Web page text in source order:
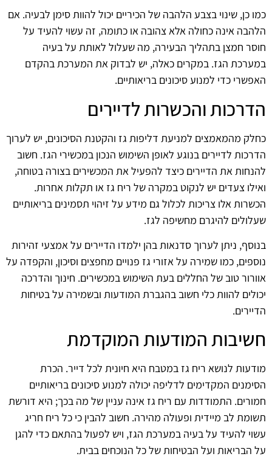
כמו כן, שינוי בצבע הלהבה של הכיריים יכול להוות סימן לבעיה. אם
הלהבה אינה כחולה אלא צהובה או כתומה, זה עשוי להעיד על
חוסר חמצן בתהליך הבעירה, מה שעלול לאותת על בעיה
במערכת הגז. במקרים כאלה, יש לבדוק את המערכת בהקדם
האפשרי כדי למנוע סיכונים בריאותיים.
הדרכות והכשרות לדיירים
כחלק מהמאמצים למניעת דליפות גז והקטנת הסיכונים, יש לערוך
הדרכות לדיירים בנוגע לאופן השימוש הנכון במכשירי הגז. חשוב
להנחות את הדיירים כיצד להפעיל את המכשירים בצורה בטוחה,
ואילו צעדים יש לנקוט במקרה של ריח גז או תקלות אחרות.
הכשרות אלו צריכות לכלול גם מידע על זיהוי תסמינים בריאותיים
שעלולים להיגרם מחשיפה לגז.
בנוסף, ניתן לערוך סדנאות בהן ילמדו הדיירים על אמצעי זהירות
נוספים, כמו שמירה על אזורי גז פנויים מחפצים וסיכון, והקפדה על
אוורור טוב של החללים בעת השימוש במכשירים. חינוך והדרכה
יכולים להוות כלי חשוב בהגברת המודעות ובשמירה על בטיחות
הדיירים.
חשיבות המודעות המוקדמת
מודעות לנושא ריח גז במטבח היא חיונית לכל דייר. הכרת
הסימנים המקדימים לדליפה יכולה למנוע סיכונים בריאותיים
חמורים. התמודדות עם ריח גז אינה עניין של מה בכך; היא דורשת
תשומת לב מיידית ופעולה מהירה. חשוב להבין כי כל ריח חריג
עשוי להעיד על בעיה במערכת הגז, ויש לפעול בהתאם כדי להגן
על הבריאות ועל הבטיחות של כל הנוכחים בבית.